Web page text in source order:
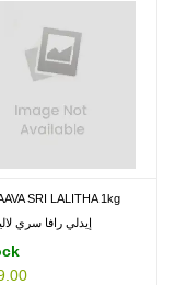
SRI LALITHA 1kg
إيدلي رافا سري لاليثا 1